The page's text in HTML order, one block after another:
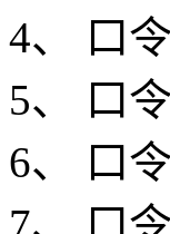
4、 口
5、 口
6、 口
7、 口